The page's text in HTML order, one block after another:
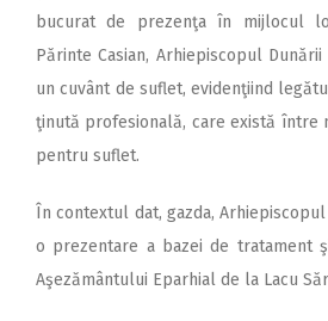
bucurat de prezenţa în mijlocul
Părinte Casian, Arhiepiscopul
un cuvânt de suflet, evidenţiind
ţinută profesională, care există între
pentru suflet.
În contextul dat, gazda,
o prezentare a bazei de tratament
Aşezământului Eparhial de la Lacu